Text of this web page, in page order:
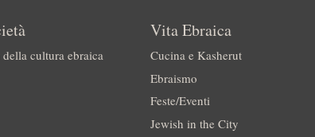
cultura ebraica
Vita Ebraica
Cucina e Kasherut
Ebraismo
Feste/Eventi
Jewish in the City